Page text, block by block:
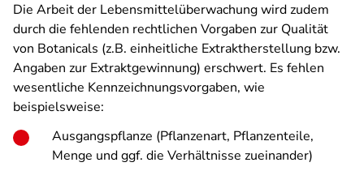
Die Arbeit der Lebensmittelüberwachung wird zudem
durch die fehlenden rechtlichen Vorgaben zur Qualität
von Botanicals (z.B. einheitliche Extraktherstellung bzw.
Angaben zur Extraktgewinnung) erschwert. Es fehlen
wesentliche Kennzeichnungsvorgaben, wie
beispielsweise:
Ausgangspflanze (Pflanzenart, Pflanzenteile,
Menge und ggf. die Verhältnisse zueinander)